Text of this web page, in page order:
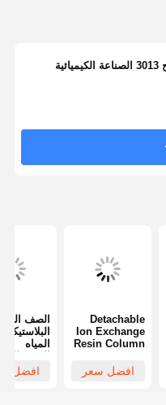
RO مرشح الغشاء نموذج 3013 الصناعة الكيميائية
Detachable
Ion Exchange
Resin Column
Purification
Consumables
افضل سعر
الصف
المياه
عمود
فائق
افضل